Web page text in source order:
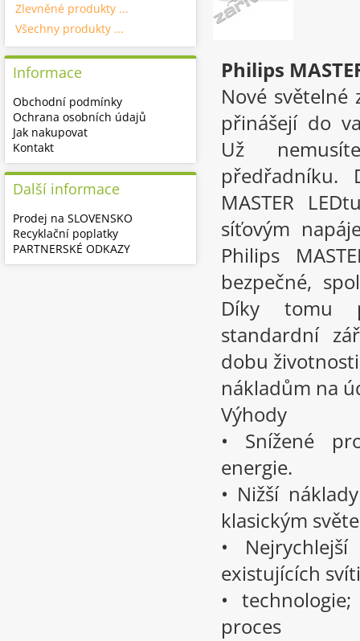
Philips
Nové světelné
přinášejí do
Už
předřadníku.
MASTER
síťovým
Philips
bezpečné,
Díky tomu
standardní
dobu
nákladům na
Výhody
• Snížené
energie.
• Nižší
klasickým
•
existujících
•
proces
Zlevněné produkty ...
Všechny produkty ...
Informace
Obchodní podmínky
Ochrana osobních údajů
Jak nakupovat
Kontakt
Další informace
Prodej na SLOVENSKO
Recyklační poplatky
PARTNERSKÉ ODKAZY